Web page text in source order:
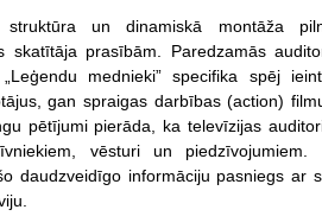
un dinamiskā montāža
skatītāja prasībām. Paredzamās
mednieki” specifika spēj
gan spraigas darbības (action)
pētījumi pierāda, ka televīzijas
vēsturi un piedzīvojumiem.
daudzveidīgo informāciju pasniegs ar